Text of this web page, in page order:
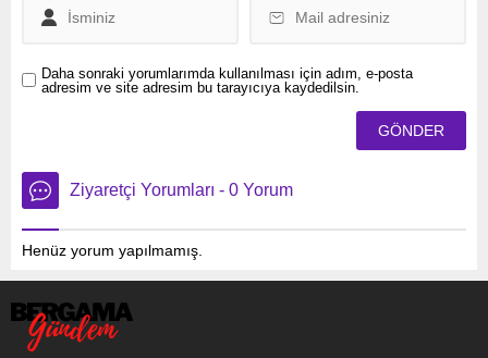
neden olan kaplumbağa
Daha sonraki yorumlarımda kullanılması için adım, e-posta
adresim ve site adresim bu tarayıcıya kaydedilsin.
Ziyaretçi Yorumları - 0 Yorum
Henüz yorum yapılmamış.